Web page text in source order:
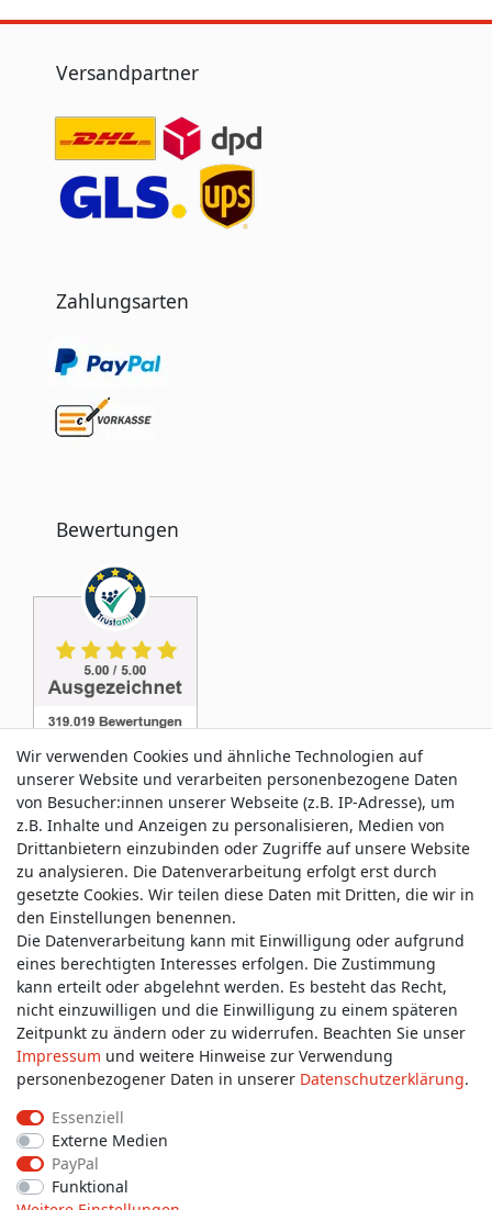
Versandpartner
Zahlungsarten
Bewertungen
Service & Kontakt
Wünschen Sie einen Rückruf?
service@allmyclothes.de
Schreiben Sie uns:
service@allmyclothes.de
Impressum
Wir verwenden Cookies und ähnliche Technologien auf
unserer Website und verarbeiten personenbezogene Daten
von Besucher:innen unserer Webseite (z.B. IP-Adresse), um
z.B. Inhalte und Anzeigen zu personalisieren, Medien von
Drittanbietern einzubinden oder Zugriffe auf unsere Website
zu analysieren. Die Datenverarbeitung erfolgt erst durch
gesetzte Cookies. Wir teilen diese Daten mit Dritten, die wir in
den Einstellungen benennen.
Die Datenverarbeitung kann mit Einwilligung oder aufgrund
eines berechtigten Interesses erfolgen. Die Zustimmung
kann erteilt oder abgelehnt werden. Es besteht das Recht,
nicht einzuwilligen und die Einwilligung zu einem späteren
Zeitpunkt zu ändern oder zu widerrufen. Beachten Sie unser
Impressum und weitere Hinweise zur Verwendung
personenbezogener Daten in unserer Daten­schutz­erklärung.
Essenziell
Externe Medien
PayPal
Funktional